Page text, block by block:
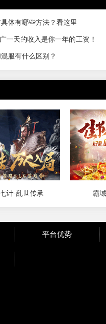
体有哪些方法？看这里
一天的收入是你一年的工资！
服有什么区别？
计-乱世传承 霸
平台优势